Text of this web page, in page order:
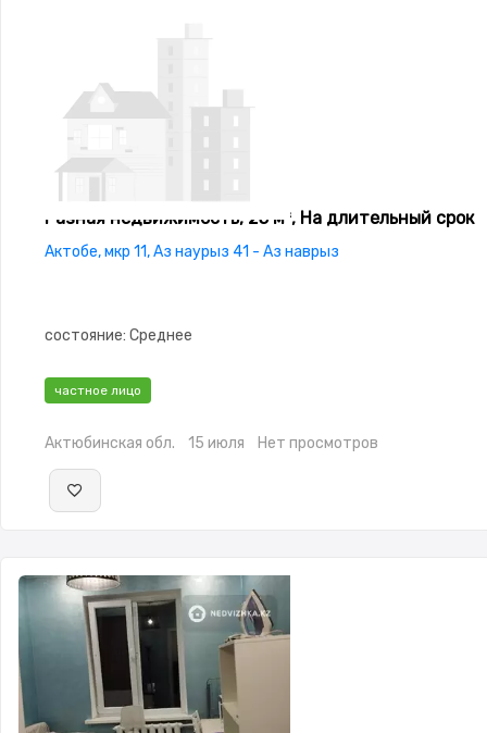
Разная недвижимость, 25 м², На длительный срок
Актобе, мкр 11, Аз наурыз 41 - Аз наврыз
состояние: Среднее
частное лицо
Актюбинская обл. 15 июля Нет просмотров